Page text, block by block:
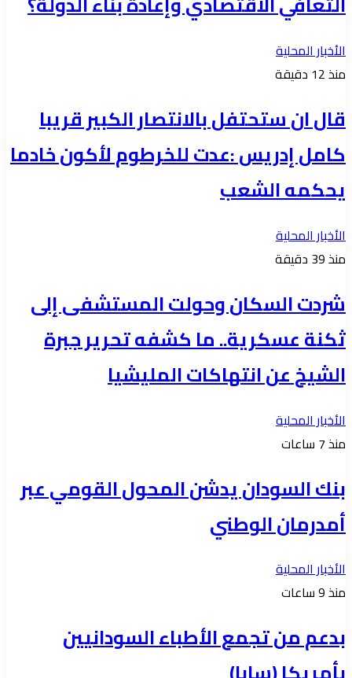
الأخبار المحلية
منذ 12 دقيقة
قال ان ستحتفل بالانتصار الكبير قريبا
كامل إدريس :عدت للخرطوم لأكون خادما
يحكمه الشعب
الأخبار المحلية
منذ 39 دقيقة
شردت السكان وحولت المستشفى إلى
ثكنة عسكرية.. ما كشفه تحرير جبرة
الشيخ عن انتهاكات المليشيا
الأخبار المحلية
منذ 7 ساعات
بنك السودان يدشن المحول القومي عبر
أمدرمان الوطني
الأخبار المحلية
منذ 9 ساعات
بدعم من تجمع الأطباء السودانيين